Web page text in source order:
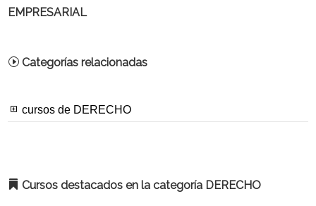
EMPRESARIAL
Categorías relacionadas
cursos de DERECHO
Cursos destacados en la categoría DERECHO